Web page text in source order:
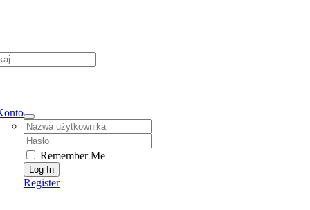
Username:
Password:
Remember Me
Register